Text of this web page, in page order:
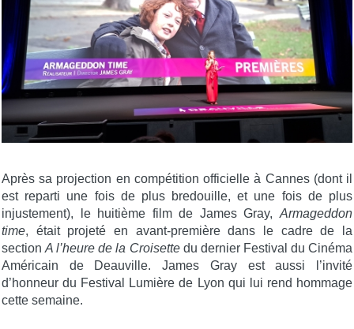
Après sa projection en compétition officielle à Cannes (dont il
est reparti une fois de plus bredouille, et une fois de plus
injustement), le huitième film de James Gray, Armageddon
time, était projeté en avant-première dans le cadre de la
sectionA l’heure de la Croisettedu dernier Festival du Cinéma
Américain de Deauville. James Gray est aussi l’invité
d’honneur du Festival Lumière de Lyon qui lui rend hommage
cette semaine.